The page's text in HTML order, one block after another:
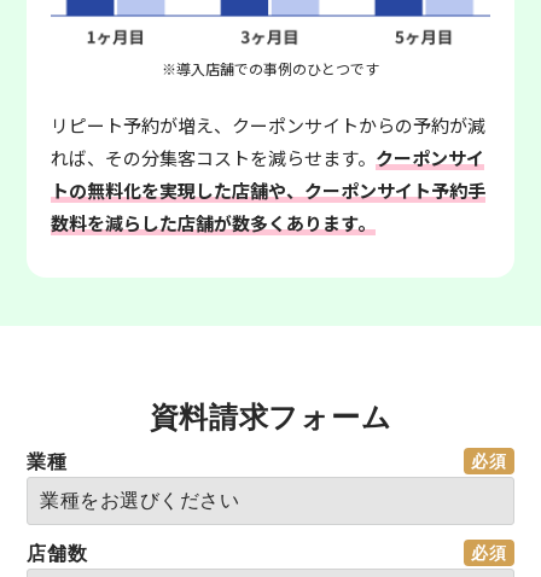
※導入店舗での事例のひとつです
リピート予約が増え、クーポンサイトからの予約が減
れば、その分集客コストを減らせます。 クーポンサイ
トの無料化を実現した店舗や、クーポンサイト予約手
数料を減らした店舗が数多くあります。
資料請求フォーム
業種
店舗数